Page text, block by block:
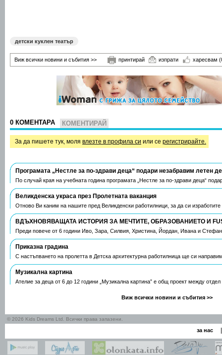
детски куклен театър
Виж всички новини и събития >> принтирай изпрати харесвам
0 КОМЕНТАРА КОМЕНТИРАЙ
За да пишете тук, моля влезте в профила си или се регистрирайте.
Програмата „Нестле за по-здрави деца“ подари незабравим летен
По случай края на учебната година програмата „Нестле за по-здрави деца“
Великденска украса през Пролетната ваканция
Отново Ви каним на нашите пред Великденски работилници, за да си
ВДЪХНОВЯВАЩАТА ИСТОРИЯ ЗА МЕЧТИТЕ, ОБРАЗОВАНИЕТО И
Преди повече от 6 години Иво, Зара, Силвия, Христина, Йордан, Ивана и
Приказна градина
С настъпването на пролетта в Детска архитектурна работилница ще си
Музикална картина
Ателие за деца от 6 до 12 години „Музикална картина” е общ проект между отдел
Виж всички новини и събития >>
© 2026 Kids Dreams Ltd. Всички права запазени.
за нас